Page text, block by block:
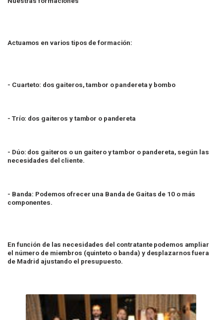
Actuamos en varios tipos de formación:
- Cuarteto: dos gaiteros, tambor o pandereta y bombo
- Trío: dos gaiteros y tambor o pandereta
- Dúo: dos gaiteros o un gaitero y tambor o pandereta, según las
necesidades del cliente.
- Banda: Podemos ofrecer una Banda de Gaitas de 10 o más
componentes.
En función de las necesidades del contratante podemos ampliar
el número de miembros (quinteto o banda) y desplazarnos fuera
de Madrid ajustando el presupuesto.